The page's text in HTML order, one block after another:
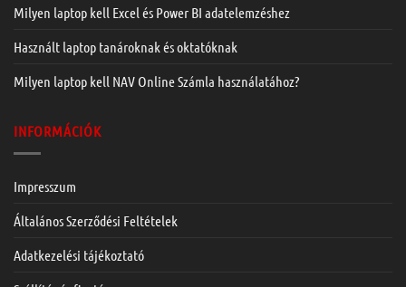
Milyen laptop kell Excel és Power BI adatelemzéshez
Használt laptop tanároknak és oktatóknak
Milyen laptop kell NAV Online Számla használatához?
INFORMÁCIÓK
Impresszum
Általános Szerződési Feltételek
Adatkezelési tájékoztató